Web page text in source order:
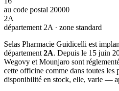
au code postal 20000
2A
département 2A · zone standard
Selas Pharmacie Guidicelli est
département 2A. Depuis le 15 juin
Wegovy et Mounjaro sont
cette officine comme dans toutes les
disponibilité en stock, elle, varie —